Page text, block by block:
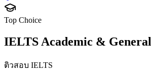
Top Choice
IELTS Academic & General
ติวสอบ IELTS